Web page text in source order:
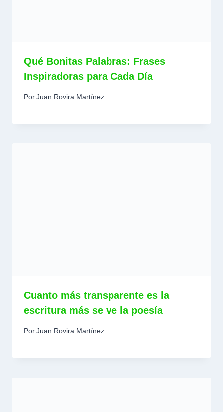
Qué Bonitas Palabras: Frases
Inspiradoras para Cada Día
PorJuan Rovira Martínez
Cuanto más transparente es la
escritura más se ve la poesía
PorJuan Rovira Martínez